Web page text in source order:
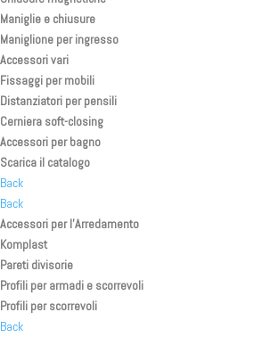
Maniglie e chiusure
Maniglione per ingresso
Accessori vari
Fissaggi per mobili
Distanziatori per pensili
Cerniera soft-closing
Accessori per bagno
Scarica il catalogo
Back
Back
Accessori per l’Arredamento
Komplast
Pareti divisorie
Profili per armadi e scorrevoli
Profili per scorrevoli
Back